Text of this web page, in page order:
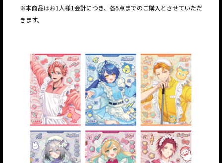
※本商品はお1人様1会計につき、各5点までのご購入とさせていただ
きます。